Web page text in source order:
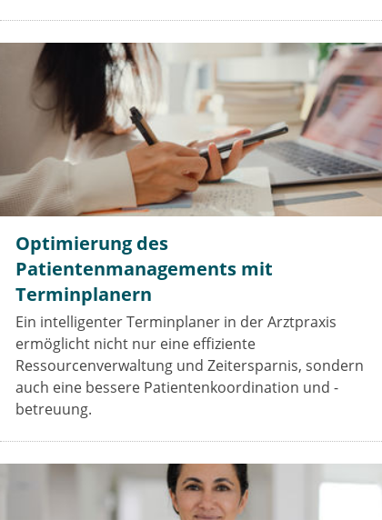
Optimierung des
Patientenmanagements mit
Terminplanern
Ein intelligenter Terminplaner in der Arztpraxis
ermöglicht nicht nur eine effiziente
Ressourcenverwaltung und Zeitersparnis, sondern
auch eine bessere Patientenkoordination und -
betreuung.